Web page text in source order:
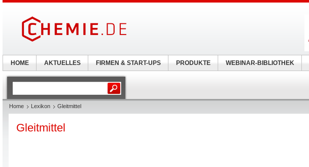
Home Lexikon Gleitmittel
Gleitmittel
HOME AKTUELLES FIRMEN & START-UPS PRODUKTE WEBINAR-BIBLIOTHEK